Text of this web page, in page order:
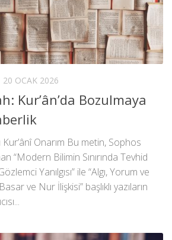
20 OCAK 2026
Kur’ân’da Bozulmaya
Onarım Bu metin, Sophos
“Modern Bilimin Sınırında Tevhid
Yanılgısı” ile “Algı, Yorum ve
ve Nur İlişkisi” başlıklı yazıların